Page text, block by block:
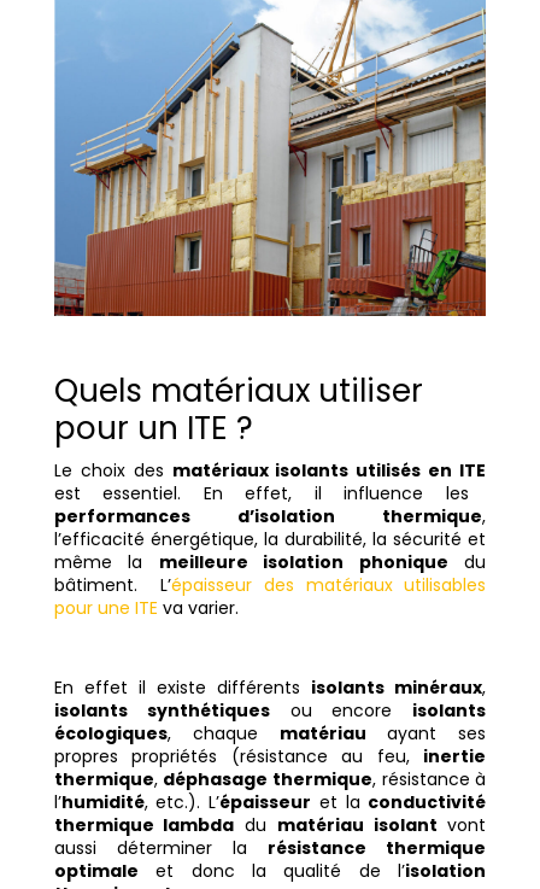
Quels matériaux utiliser
pour un ITE ?
Le choix des matériaux isolants utilisés en ITE
est essentiel. En effet, il influence les
performances d’isolation thermique,
l’efficacité énergétique, la durabilité, la sécurité et
même la meilleure isolation phonique du
bâtiment. L’épaisseur des matériaux utilisables
pour une ITE va varier.
En effet il existe différents isolants minéraux,
isolants synthétiquesou encore isolants
écologiques, chaque matériau ayant ses
propres propriétés (résistance au feu, inertie
thermique, déphasage thermique, résistance à
l’humidité, etc.). L’épaisseur et la conductivité
thermique lambda du matériau isolant vont
aussi déterminer la résistance thermique
optimale et donc la qualité de l’isolation